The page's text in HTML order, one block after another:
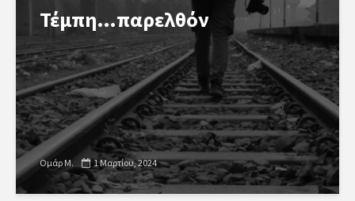
Τέμπη…παρελθόν
Ομάρ Μ. 1 Μαρτίου, 2024